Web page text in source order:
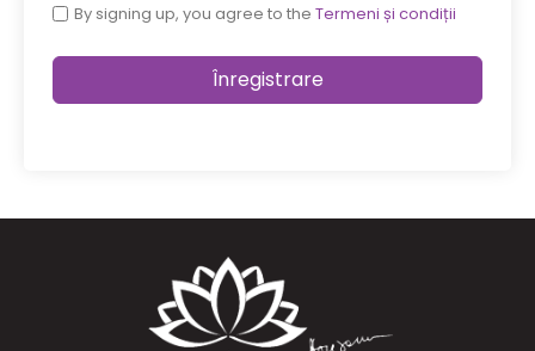
By signing up, you agree to the Termeni și condiții
Înregistrare